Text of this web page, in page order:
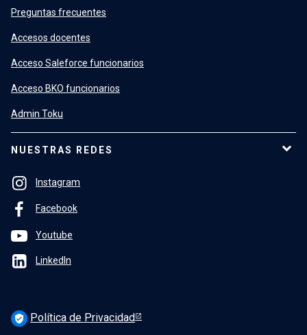
Preguntas frecuentes
Accesos docentes
Acceso Saleforce funcionarios
Acceso BKO funcionarios
Admin Toku
NUESTRAS REDES
Instagram
Facebook
Youtube
LinkedIn
verified_user Política de Privacidad